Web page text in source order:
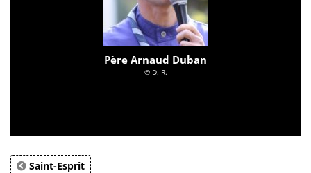
Père Arnaud Duban
© D. R.
Saint-Esprit